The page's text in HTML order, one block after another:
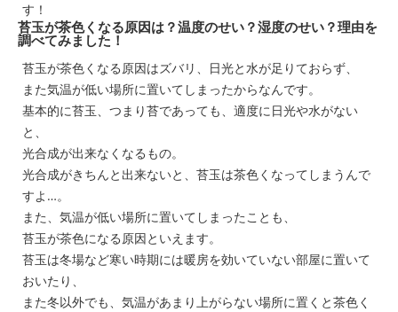
す！
苔玉が茶色くなる原因は？温度のせい？湿度のせい？理由を
調べてみました！
苔玉が茶色くなる原因はズバリ、日光と水が足りておらず、
また気温が低い場所に置いてしまったからなんです。
基本的に苔玉、つまり苔であっても、適度に日光や水がない
と、
光合成が出来なくなるもの。
光合成がきちんと出来ないと、苔玉は茶色くなってしまうんで
すよ…。
また、気温が低い場所に置いてしまったことも、
苔玉が茶色になる原因といえます。
苔玉は冬場など寒い時期には暖房を効いていない部屋に置いて
おいたり、
また冬以外でも、気温があまり上がらない場所に置くと茶色く